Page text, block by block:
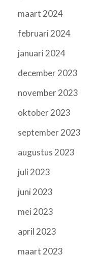
maart 2024
februari 2024
januari 2024
december 2023
november 2023
oktober 2023
september 2023
augustus 2023
juli 2023
juni 2023
mei 2023
april 2023
maart 2023